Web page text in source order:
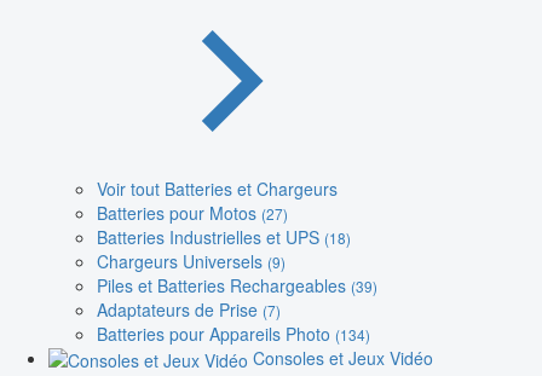
Voir tout Batteries et Chargeurs
Batteries pour Motos (27)
Batteries Industrielles et UPS (18)
Chargeurs Universels (9)
Piles et Batteries Rechargeables (39)
Adaptateurs de Prise (7)
Batteries pour Appareils Photo (134)
Consoles et Jeux Vidéo